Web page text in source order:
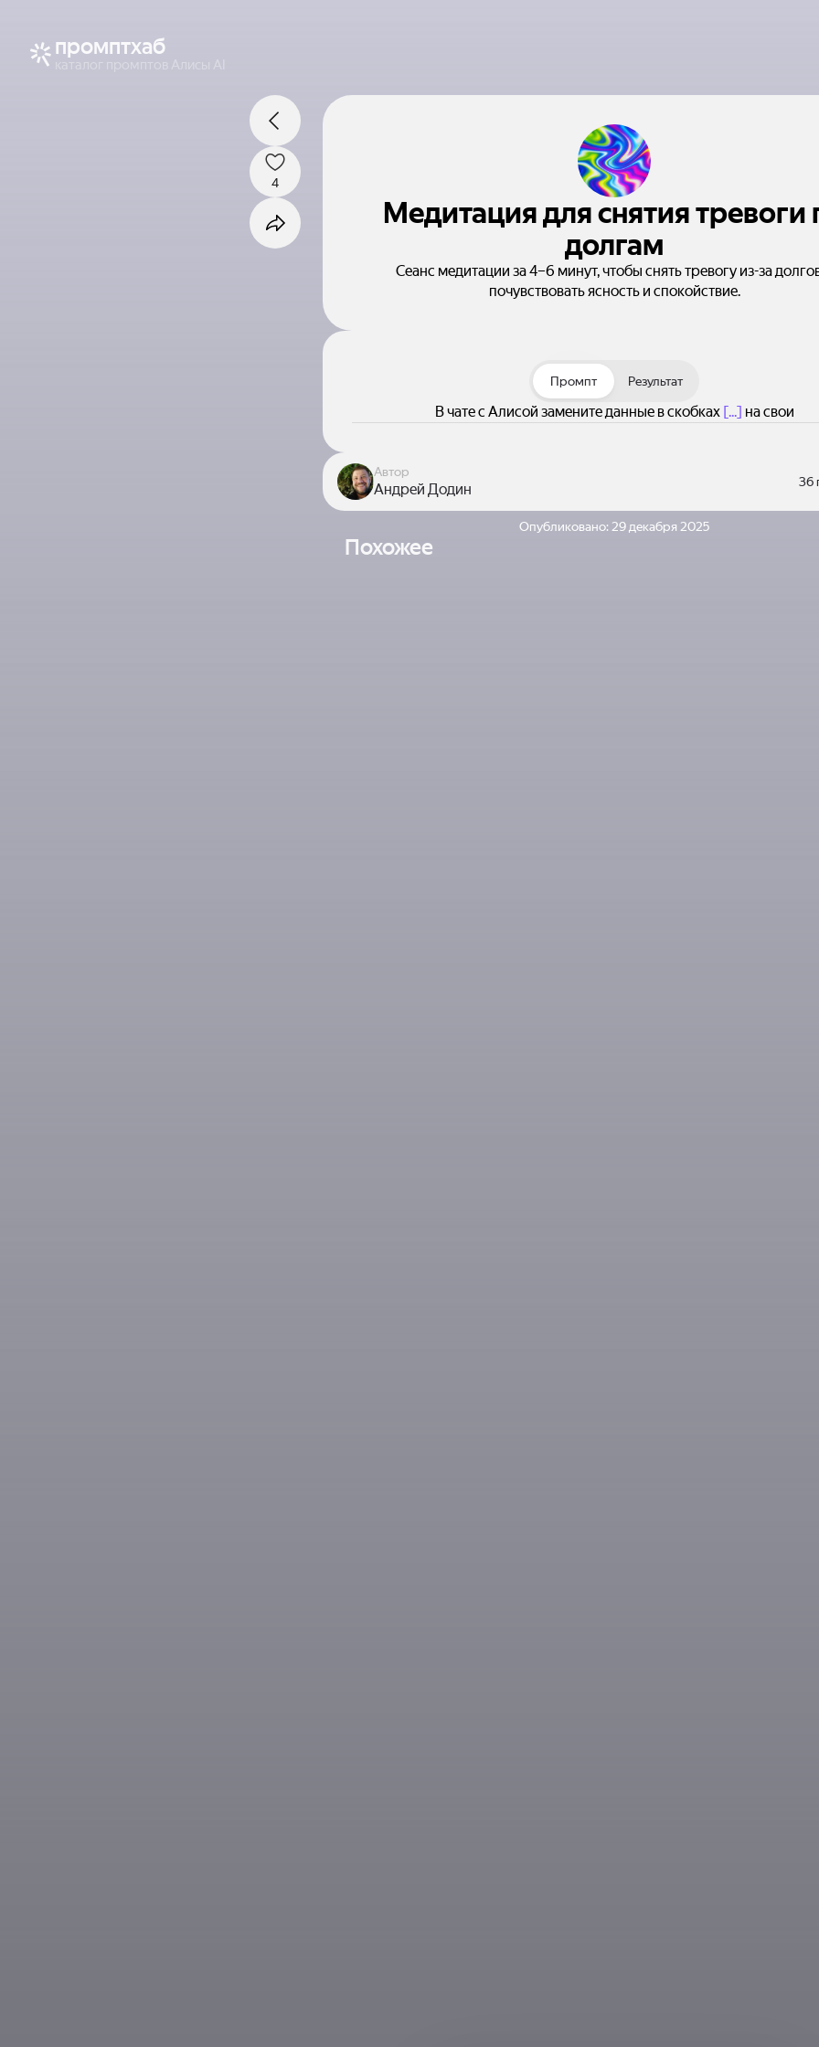
промптхаб
Медитация для снятия тревоги
долгам
Сеанс медитации за 4–6 минут, чтобы снять тревогу из-за
почувствовать ясность и спокойствие.
4
Промпт Результат
В чате с Алисой замените данные в скобках [...] на свои
Автор
Андрей Додин 36
Опубликовано: 29 декабря 2025
Похожее